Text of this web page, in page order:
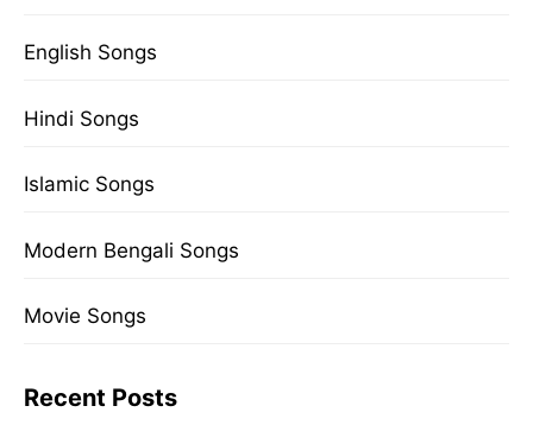
English Songs
Hindi Songs
Islamic Songs
Modern Bengali Songs
Movie Songs
Recent Posts